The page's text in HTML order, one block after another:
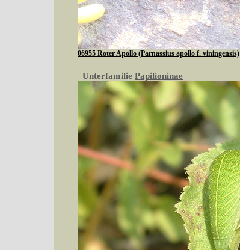
06955 Roter Apollo (Parnassius apollo f. viningensis)
Unterfamilie Papilioninae